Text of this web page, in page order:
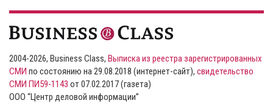
2004-2026, Business Class, Выписка из реестра зарегистрированных
СМИ по состоянию на 29.08.2018 (интернет-сайт), свидетельство
СМИ ПИ59-1143 от 07.02.2017 (газета)
ООО “Центр деловой информации”